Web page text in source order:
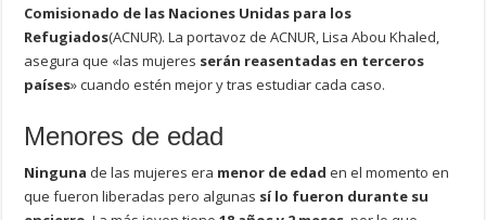
Comisionado de las Naciones Unidas para los
Refugiados(ACNUR). La portavoz de ACNUR, Lisa Abou Khaled,
asegura que «las mujeres serán reasentadas en terceros
países» cuando estén mejor y tras estudiar cada caso.
Menores de edad
Ninguna de las mujeres era menor de edad en el momento en
que fueron liberadas pero algunas sí lo fueron durante su